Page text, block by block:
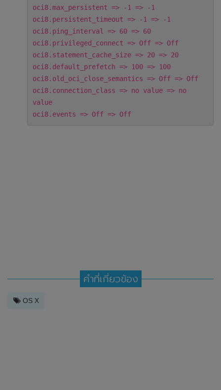
oci8.max_persistent => -1 => -1
oci8.persistent_timeout => -1 => -1
oci8.ping_interval => 60 => 60
oci8.privileged_connect => Off => Off
oci8.statement_cache_size => 20 => 20
oci8.default_prefetch => 100 => 100
oci8.old_oci_close_semantics => Off => Off
oci8.connection_class => no value => no
value
oci8.events => Off => Off
คำที่เกี่ยวข้อง
OS X